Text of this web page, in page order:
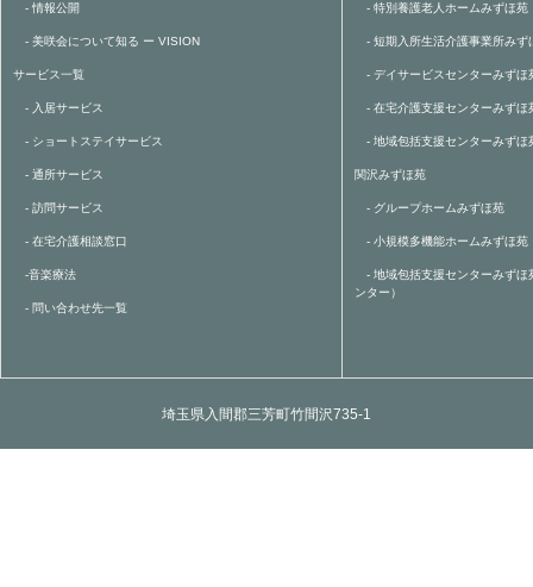
- 情報公開
- 美咲会について知る ー VISION
サービス一覧
- 入居サービス
- ショートステイサービス
- 通所サービス
- 訪問サービス
- 在宅介護相談窓口
-音楽療法
- 問い合わせ先一覧
- 特別養護老人ホームみずほ苑
- 短期入所生活介護事業所みず
- デイサービスセンターみずほ
- 在宅介護支援センターみずほ
- 地域包括支援センターみずほ
関沢みずほ苑
- グループホームみずほ苑
- 小規模多機能ホームみずほ苑
- 地域包括支援センターみずほ
ンター）
埼玉県入間郡三芳町竹間沢735-1